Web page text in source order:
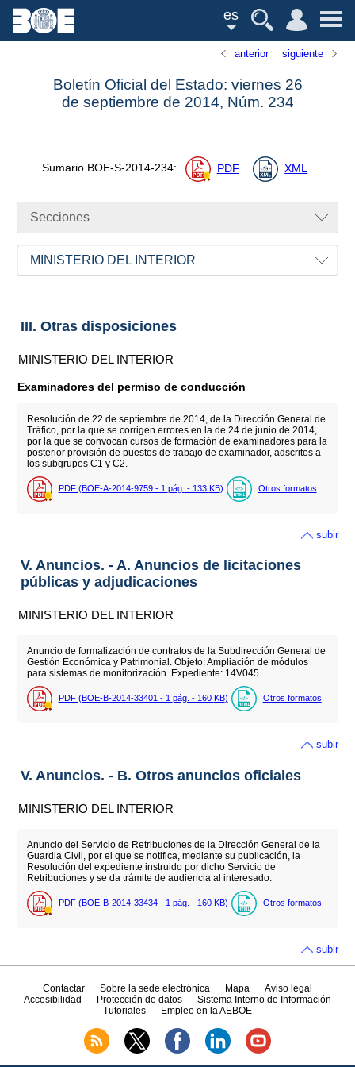
es
anterior siguiente
Boletín Oficial del Estado: viernes 26
de septiembre de 2014, Núm. 234
Sumario BOE-S-2014-234: PDF XML
Secciones
MINISTERIO DEL INTERIOR
III. Otras disposiciones
MINISTERIO DEL INTERIOR
Examinadores del permiso de conducción
Resolución de 22 de septiembre de 2014, de la Dirección General de
Tráfico, por la que se corrigen errores en la de 24 de junio de 2014,
por la que se convocan cursos de formación de examinadores para la
posterior provisión de puestos de trabajo de examinador, adscritos a
los subgrupos C1 y C2.
PDF (BOE-A-2014-9759 - 1 pág. - 133 KB) Otros formatos
subir
V. Anuncios. - A. Anuncios de licitaciones
públicas y adjudicaciones
MINISTERIO DEL INTERIOR
Anuncio de formalización de contratos de la Subdirección General de
Gestión Económica y Patrimonial. Objeto: Ampliación de módulos
para sistemas de monitorización. Expediente: 14V045.
PDF (BOE-B-2014-33401 - 1 pág. - 160 KB) Otros formatos
subir
V. Anuncios. - B. Otros anuncios oficiales
MINISTERIO DEL INTERIOR
Anuncio del Servicio de Retribuciones de la Dirección General de la
Guardia Civil, por el que se notifica, mediante su publicación, la
Resolución del expediente instruido por dicho Servicio de
Retribuciones y se da trámite de audiencia al interesado.
PDF (BOE-B-2014-33434 - 1 pág. - 160 KB) Otros formatos
subir
Contactar Sobre la sede electrónica Mapa
Aviso legal
Accesibilidad
Protección de datos
Sistema Interno de Información
Tutoriales
Empleo en la AEBOE